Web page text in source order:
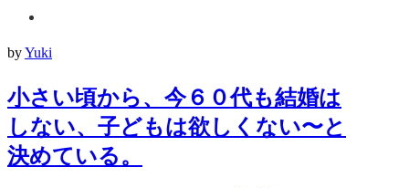
byYuki
小さい頃から、今６０代も結婚は
しない、子どもは欲しくない〜と
決めている。